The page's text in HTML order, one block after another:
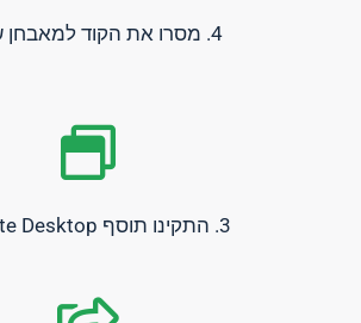
4. מסרו את הקוד למאבחן שלכם
3. התקינו תוסף Remote Desktop